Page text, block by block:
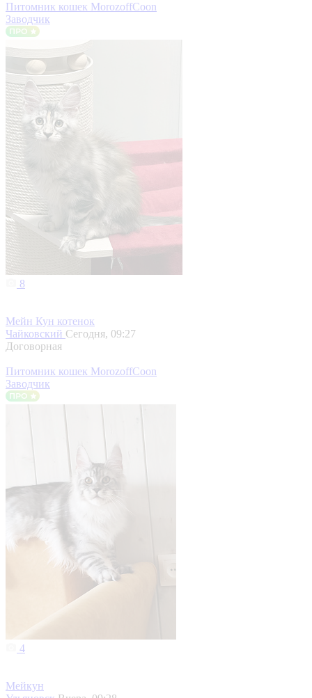
Питомник кошек MorozoffCoon
Заводчик
8
Мейн Кун котенок
Чайковский Сегодня, 09:27
Договорная
Питомник кошек MorozoffCoon
Заводчик
4
Мейкун